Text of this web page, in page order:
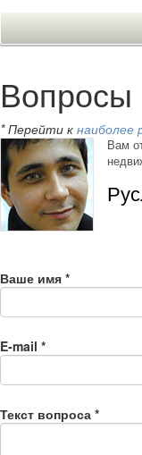
Вопросы
* Перейти к наиболее
Вам
Ваше имя *
E-mail *
Текст вопроса *